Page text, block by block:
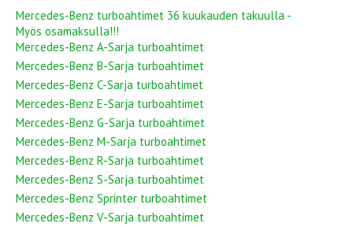
Mercedes-Benz turboahtimet 36 kuukauden takuulla -
Myös osamaksulla!!!
Mercedes-Benz A-Sarja turboahtimet
Mercedes-Benz B-Sarja turboahtimet
Mercedes-Benz C-Sarja turboahtimet
Mercedes-Benz E-Sarja turboahtimet
Mercedes-Benz G-Sarja turboahtimet
Mercedes-Benz M-Sarja turboahtimet
Mercedes-Benz R-Sarja turboahtimet
Mercedes-Benz S-Sarja turboahtimet
Mercedes-Benz Sprinter turboahtimet
Mercedes-Benz V-Sarja turboahtimet